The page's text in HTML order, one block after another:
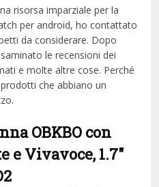
risorsa imparziale per la
per android, ​​ho contattato
da considerare. Dopo
le recensioni dei
e molte altre cose. Perché
che abbiano un
OBKBO con
e Vivavoce, 1.7″